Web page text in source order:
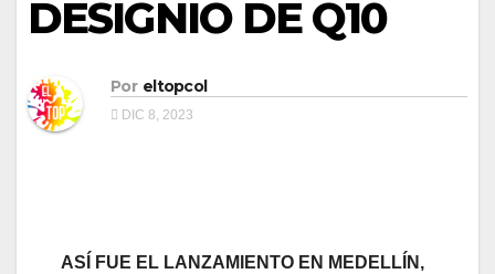
DESIGNIO DE Q10
Por eltopcol
DIC 8, 2023
ASÍ FUE EL LANZAMIENTO EN MEDELLÍN,